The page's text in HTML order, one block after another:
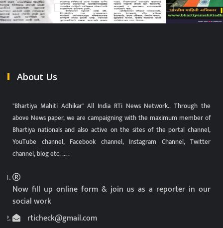
About Us
"Bhartiya Mahiti Adhikar" All India RTi News Network.. Through the
above News paper, we are campaigning with the maximum member of
Bhartiya nationals and also active on the sites of the portal channel,
YouTube channel, Facebook channel, Instagram Channel, Twitter
channel, blog etc. ... .
Now fill up online form & join us as a reporter in our
social work
rticheck@gmail.com